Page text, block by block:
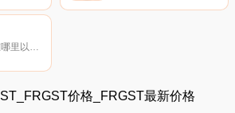
如果你想知道在哪里以当前价格购买Dogeswap,目前交易{Dogeswap]股票的顶级加密货币交易所是VinDAX和Finexbox。您可以在我们的加密货币交易所页面上找到其他列表。Dogeswap聚合DeFi服务,并自动为您找到代币交换的最佳价格Farming即将在平台上直播.
价格_FRGST最新价格